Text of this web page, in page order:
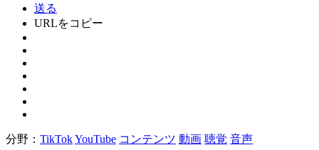
送る
URLをコピー
分野： TikTokYouTube コンテンツ 動画 聴覚 音声